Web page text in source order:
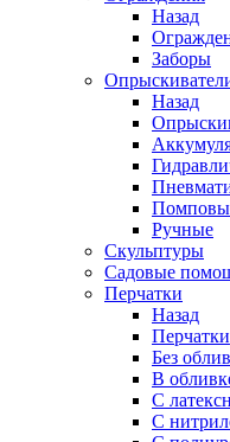
Назад
Заборы
Назад
Ручные
Скульптуры
Садовые
Перчатки
Назад
Перчатки
Без
В
С
С